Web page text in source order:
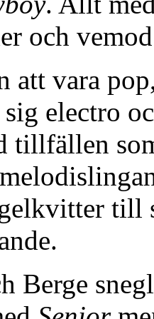
och
att vara
sig electro
tillfällen
till
Berge